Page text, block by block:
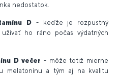
nedostatok.
D - keďže je rozpustný
ho ráno počas výdatných
D večer - môže totiž mierne
melatonínu a tým aj na kvalitu